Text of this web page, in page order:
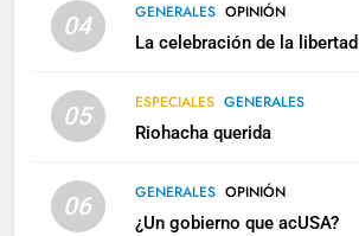
04 GENERALES OPINIÓN
La celebración de la libertad
05 ESPECIALES GENERALES
Riohacha querida
06 GENERALES OPINIÓN
¿Un gobierno que acUSA?